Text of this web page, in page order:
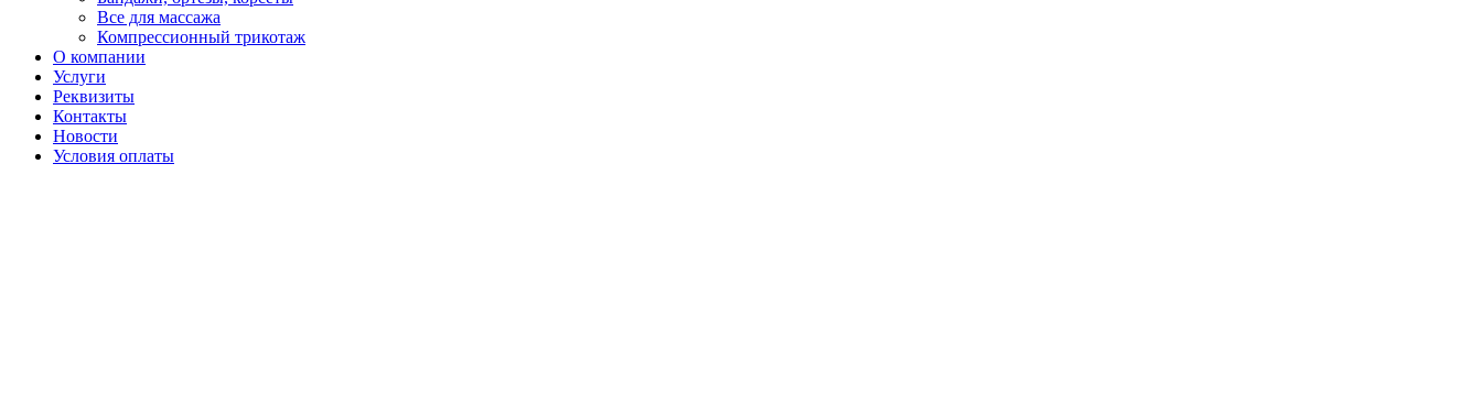
Все для массажа
Компрессионный трикотаж
О компании
Услуги
Реквизиты
Контакты
Новости
Условия оплаты